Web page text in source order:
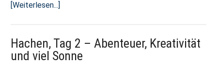
[Weiterlesen...]
–
Neue
Hachen, Tag 2 – Abenteuer, Kreativität
und viel Sonne